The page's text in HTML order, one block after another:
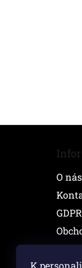
K
O nás
GDPR